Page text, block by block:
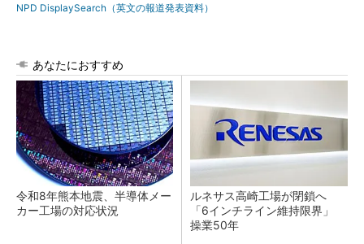
NPD DisplaySearch（英文の報道発表資料）
あなたにおすすめ
令和8年熊本地震、半導体メー
カー工場の対応状況
ルネサス高崎工場が閉鎖へ
「6インチライン維持限界」
操業50年